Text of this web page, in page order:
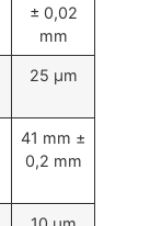
± 0,02
mm
25 µm
41 mm ±
0,2 mm